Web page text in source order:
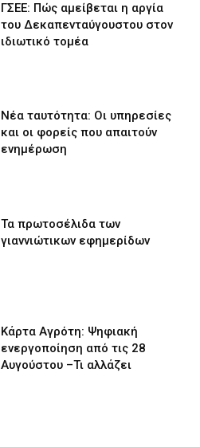
ΓΣΕΕ: Πώς αμείβεται η αργία
του Δεκαπενταύγουστου στον
ιδιωτικό τομέα
Νέα ταυτότητα: Οι υπηρεσίες
και οι φορείς που απαιτούν
ενημέρωση
Τα πρωτοσέλιδα των
γιαννιώτικων εφημερίδων
Κάρτα Αγρότη: Ψηφιακή
ενεργοποίηση από τις 28
Αυγούστου –Τι αλλάζει